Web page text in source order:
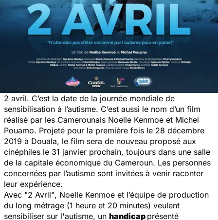
2 avril. C’est la date de la journée mondiale de
sensibilisation à l’autisme. C’est aussi le nom d’un film
réalisé par les Camerounais Noelle Kenmoe et Michel
Pouamo. Projeté pour la première fois le 28 décembre
2019 à Douala, le film sera de nouveau proposé aux
cinéphiles le 31 janvier prochain, toujours dans une salle
de la capitale économique du Cameroun. Les personnes
concernées par l’autisme sont invitées à venir raconter
leur expérience.
Avec "2 Avril", Noelle Kenmoe et l’équipe de production
du long métrage (1 heure et 20 minutes) veulent
sensibiliser sur l'autisme, un handicap présenté